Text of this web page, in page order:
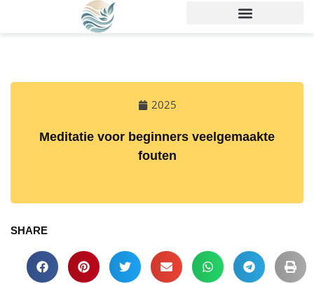
2025
Meditatie voor beginners veelgemaakte
fouten
SHARE